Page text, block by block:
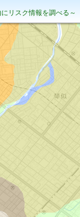
にリスク情報を調べる～